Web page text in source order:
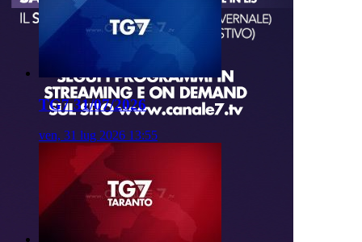
TG7 31/07/2026
ven, 31 lug 2026 13:55